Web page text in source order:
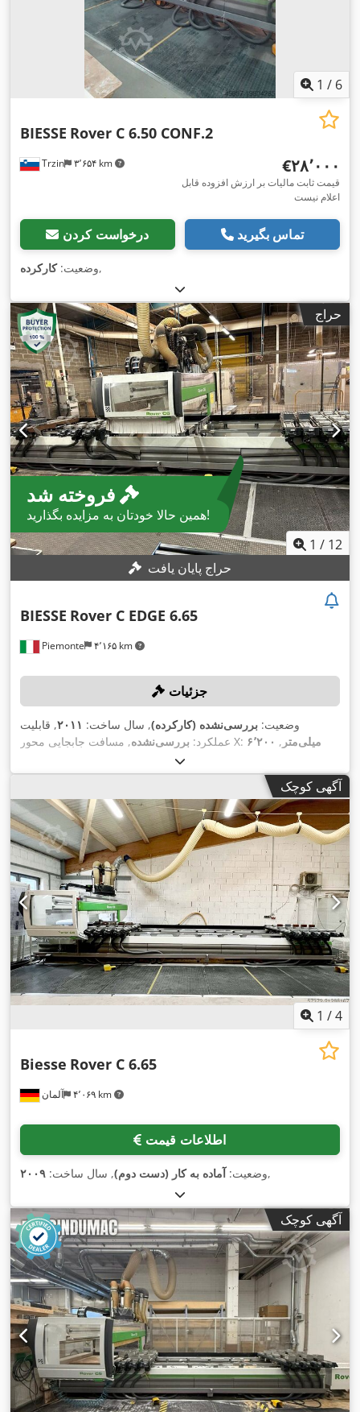
1 / 6
Trzin ۳٬۶۵۴ km
BIESSE Rover C 6.50 CONF.2
‎€۲۸٬۰۰۰
قیمت ثابت مالیات بر ارزش افزوده قابل
اعلام نیست
درخواست کردن تماس بگیرید
وضعیت:کارکرده ,
حراج
همین حالا خودتان به مزایده بگذارید!
1 / 12
حراج پایان یافت
Piemonte ۴٬۱۶۵ km
BIESSE Rover C EDGE 6.65
جزئیات
وضعیت: بررسی‌نشده (کارکرده), سال ساخت: ۲۰۱۱, قابلیت
عملکرد: بررسی‌نشده , مسافت جابجایی محور X: ۶٬۲۰۰ میلی‌متر ,
, ارتفاع قطعه کار (حداکثر):
۲۵۰ میلی‌متر
, تعداد محور:۴, تعداد اسپیندل‌ها:۴۰ ,
آگهی کوچک
1 /4
آلمان ۴٬۰۶۹ km
Biesse Rover C 6.65
اطلاعات قیمت
وضعیت: آماده به کار (دست دوم), سال ساخت: ۲۰۰۹ ,
آگهی کوچک